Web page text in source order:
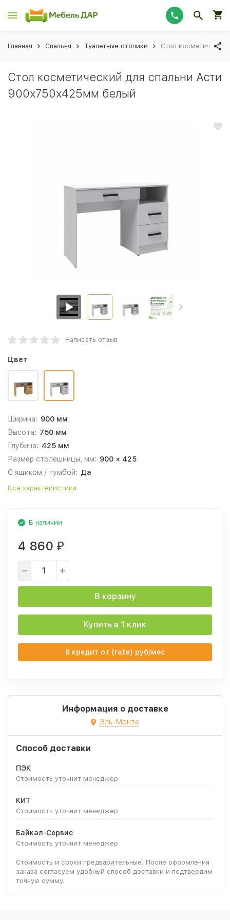
Главная Спальня Туалетные столики Стол
Стол косметический для спальни Асти
900х750х425мм белый
Написать отзыв
Цвет
Ширина: 900 мм
Высота: 750 мм
Глубина: 425 мм
Размер столешницы, мм: 900 × 425
С ящиком / тумбой: Да
Все характеристики
В наличии
4 860 ₽
В корзину
Купить в 1 клик
В кредит от {rate} руб/мес
Информация о доставке
Эль-Монте
Способ доставки
ПЭК
Стоимость уточнит менеджер
КИТ
Стоимость уточнит менеджер
Байкал-Сервис
Стоимость уточнит менеджер
Стоимость и сроки предварительные. После оформления
заказа согласуем удобный способ доставки и подтвердим
точную сумму.